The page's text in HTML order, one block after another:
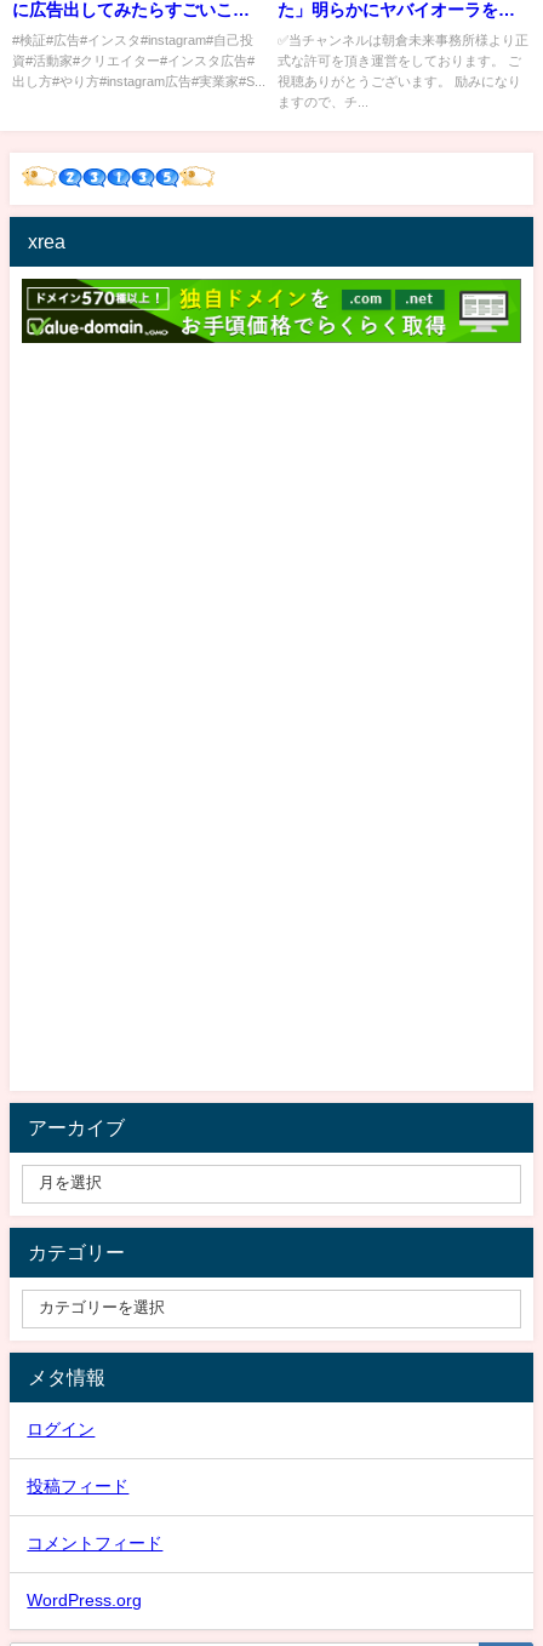
に広告出してみたらすごいこと
になった
#検証#広告#インスタ#instagram#自己投
資#活動家#クリエイター#インスタ広告#
出し方#やり方#instagram広告#実業家#S...
た」明らかにヤバイオーラを放
つガチの危険人物が登場。あの
瓜田がもう関わりたくない人物
と明言【朝倉未来切り抜き ブレ
✅当チャンネルは朝倉未来事務所様より正
式な許可を頂き運営をしております。 ご
視聴ありがとうございます。 励みになり
ますので、チ...
xrea
アーカイブ
カテゴリー
メタ情報
ログイン
投稿フィード
コメントフィード
WordPress.org